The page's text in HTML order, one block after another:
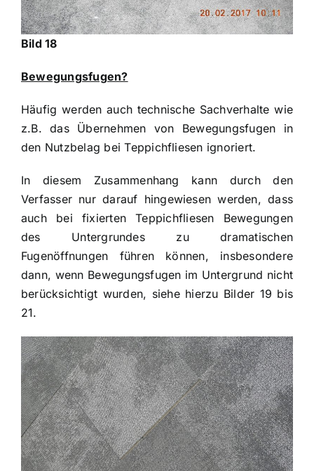
Bild 18
Bewegungsfugen?
Häufig werden auch technische Sachverhalte wie
z.B. das Übernehmen von Bewegungsfugen in
den Nutzbelag bei Teppichfliesen ignoriert.
In diesem Zusammenhang kann durch den
Verfasser nur darauf hingewiesen werden, dass
auch bei fixierten Teppichfliesen Bewegungen
des Untergrundes zu dramatischen
Fugenöffnungen führen können, insbesondere
dann, wenn Bewegungsfugen im Untergrund nicht
berücksichtigt wurden, siehe hierzu Bilder 19 bis
21.